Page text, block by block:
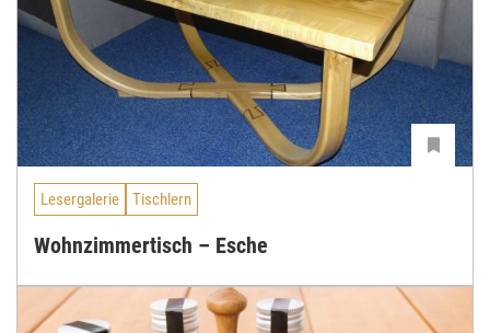
Lesergalerie Tischlern
Wohnzimmertisch – Esche